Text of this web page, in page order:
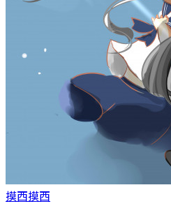
摸西摸西